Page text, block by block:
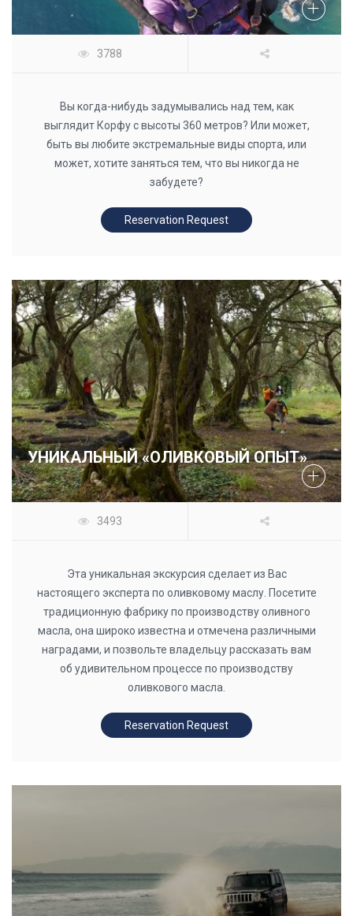
3788
Вы когда-нибудь задумывались над тем, как
выглядит Корфу с высоты 360 метров? Или может,
быть вы любите экстремальные виды спорта, или
может, хотите заняться тем, что вы никогда не
забудете?
Reservation Request
УНИКАЛЬНЫЙ «ОЛИВКОВЫЙ ОПЫТ»
3493
Эта уникальная экскурсия сделает из Вас
настоящего эксперта по оливковому маслу. Посетите
традиционную фабрику по производству оливного
масла, она широко известна и отмечена различными
наградами, и позвольте владельцу рассказать вам
об удивительном процессе по производству
оливкового масла.
Reservation Request